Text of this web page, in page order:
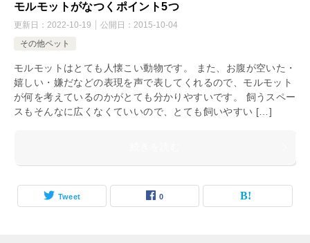
モルモットがなつくポイント5つ
更新日： 2022-10-19 公開日： 2015-10-04
その他ペット
モルモットはとても人懐こい動物です。 また、お腹が空いた・
嬉しい・嫌だなどの表現を声で表してくれるので、モルモット
が何を考えているのかがとても分かりやすいです。 飼うスペー
スもそんなに広くなくていいので、とても飼いやすい […]
Tweet 0